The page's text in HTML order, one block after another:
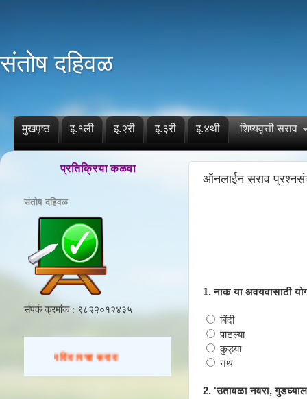
संतोष दहिवळ
मुखपृष्ठ इ.१ली इ.२री इ.३री इ.४थी शिष्यवृत्ती सराव
ऑनलाईन सराव
1. नाक या अवयवासाठी
बिंदी
पाटल्या
कुड्या
नथ
2. 'उतावळा नवरा,
प्रतिक्रिया कळवा
संतोष दहिवळ
संपर्क क्रमांक : ९८२२०१२४३५
रविवारचा सराव